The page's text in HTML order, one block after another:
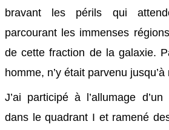
bravant les périls qui
parcourant les immenses
de cette fraction de la galaxie.
homme, n’y était parvenu
J’ai participé à l’allumage
dans le quadrant I et ramené